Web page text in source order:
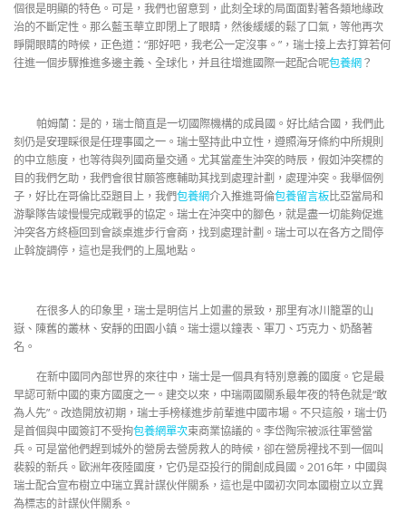
個很是明顯的特色。可是，我們也留意到，此刻全球的局面面對著各類地緣政
治的不斷定性。那么藍玉華立即閉上了眼睛，然後緩緩的鬆了口氣，等他再次
睜開眼睛的時候，正色道：“那好吧，我老公一定沒事。”，瑞士接上去打算若何
往進一個步驟推進多邊主義、全球化，并且往增進國際一起配合呢包養網？
帕姆蘭：是的，瑞士簡直是一切國際機構的成員國。好比結合國，我們此
刻仍是安理睬很是任理事國之一。瑞士堅持此中立性，遵照海牙條約中所規則
的中立態度，也等待與列國商量交通。尤其當產生沖突的時辰，假如沖突標的
目的我們乞助，我們會很甘願答應輔助其找到處理計劃，處理沖突。我舉個例
子，好比在哥倫比亞題目上，我們包養網介入推進哥倫包養留言板比亞當局和
游擊隊告竣慢慢完成戰爭的協定。瑞士在沖突中的腳色，就是盡一切能夠促進
沖突各方終極回到會談桌進步行會商，找到處理計劃。瑞士可以在各方之間停
止斡旋調停，這也是我們的上風地點。
在很多人的印象里，瑞士是明信片上如畫的景致，那里有冰川籠罩的山
嶽、陳舊的叢林、安靜的田園小鎮。瑞士還以鐘表、軍刀、巧克力、奶酪著
名。
在新中國同內部世界的來往中，瑞士是一個具有特別意義的國度。它是最
早認可新中國的東方國度之一。建交以來，中瑞兩國關系最年夜的特色就是“敢
為人先”。改造開放初期，瑞士手榜樣進步前輩進中國市場。不只這般，瑞士仍
是首個與中國簽訂不受拘包養網單次束商業協議的。李岱陶宗被派往軍營當
兵。可是當他們趕到城外的營房去營房救人的時候，卻在營房裡找不到一個叫
裴毅的新兵。歐洲年夜陸國度，它仍是亞投行的開創成員國。2016年，中國與
瑞士配合宣布樹立中瑞立異計謀伙伴關系，這也是中國初次同本國樹立以立異
為標志的計謀伙伴關系。